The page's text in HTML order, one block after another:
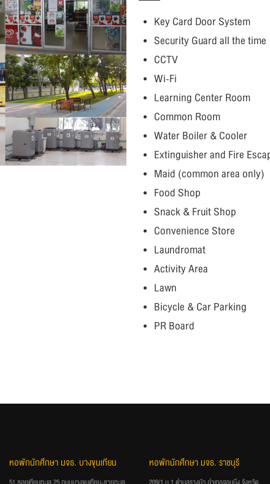
Key Card Door System
Security Guard all the time
CCTV
Wi-Fi
Learning Center Room
Common Room
Water Boiler & Cooler
Extinguisher and Fire
Maid (common area only)
Food Shop
Snack & Fruit Shop
Convenience Store
Laundromat
Activity Area
Lawn
Bicycle & Car Parking
PR Board
หอพักนักศึกษา มจธ. บางขุนเทียน หอพักนักศึกษา มจธ. ราชบุรี